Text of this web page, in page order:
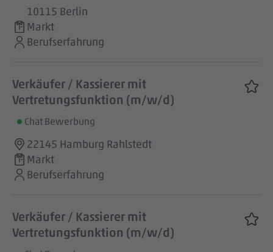
10115 Berlin
Markt
Berufserfahrung
Verkäufer / Kassierer mit
Vertretungsfunktion (m/w/d)
Chat Bewerbung
22145 Hamburg Rahlstedt
Markt
Berufserfahrung
Verkäufer / Kassierer mit
Vertretungsfunktion (m/w/d)